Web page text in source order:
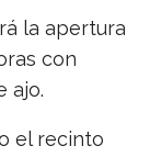
la apertura
con
ajo.
el recinto